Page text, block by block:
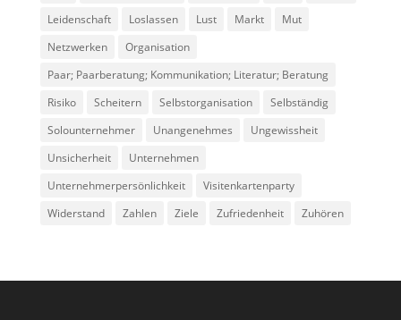
Leidenschaft
Loslassen Lust Markt
Mut
Netzwerken
Organisation
Paar; Paarberatung; Kommunikation; Literatur; Beratung
Risiko
Scheitern Selbstorganisation
Selbständig
Solounternehmer
Unangenehmes
Ungewissheit
Unsicherheit
Unternehmen
Unternehmerpersönlichkeit
Visitenkartenparty
Widerstand
Zahlen Ziele Zufriedenheit Zuhören